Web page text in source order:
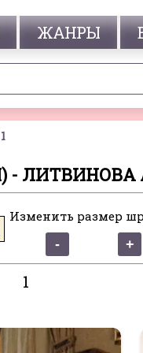
ЖАНРЫ
- ЛИТВИНОВА
Изменить размер
1